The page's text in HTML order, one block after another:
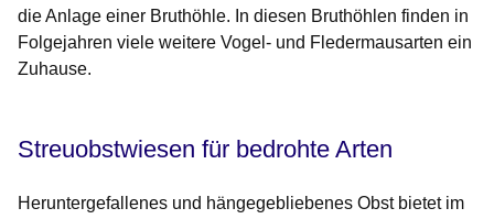
die Anlage einer Bruthöhle. In diesen Bruthöhlen finden in
Folgejahren viele weitere Vogel- und Fledermausarten ein
Zuhause.
Streuobstwiesen für bedrohte Arten
Heruntergefallenes und hängegebliebenes Obst bietet im